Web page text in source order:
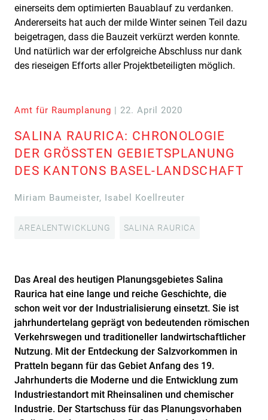
einerseits dem optimierten Bauablauf zu verdanken.
Andererseits hat auch der milde Winter seinen Teil dazu
beigetragen, dass die Bauzeit verkürzt werden konnte.
Und natürlich war der erfolgreiche Abschluss nur dank
des rieseigen Efforts aller Projektbeteiligten möglich.
Amt für Raumplanung | 22. April 2020
SALINA RAURICA: CHRONOLOGIE
DER GRÖSSTEN GEBIETSPLANUNG
DES KANTONS BASEL-LANDSCHAFT
Miriam Baumeister, Isabel Koellreuter
AREALENTWICKLUNG SALINA RAURICA
Das Areal des heutigen Planungsgebietes Salina
Raurica hat eine lange und reiche Geschichte, die
schon weit vor der Industrialisierung einsetzt. Sie ist
jahrhundertelang geprägt von bedeutenden römischen
Verkehrswegen und traditioneller landwirtschaftlicher
Nutzung. Mit der Entdeckung der Salzvorkommen in
Pratteln begann für das Gebiet Anfang des 19.
Jahrhunderts die Moderne und die Entwicklung zum
Industriestandort mit Rheinsalinen und chemischer
Industrie. Der Startschuss für das Planungsvorhaben